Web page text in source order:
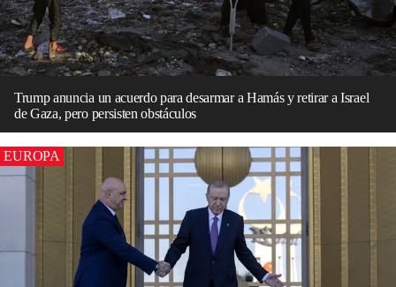
Trump anuncia un acuerdo para desarmar a Hamás y retirar a Israel
de Gaza, pero persisten obstáculos
EUROPA